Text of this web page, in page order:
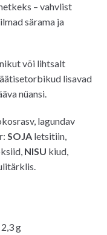
– vahvlist
särama ja
või lihtsalt
lisavad
nüansi.
lagundav
SOJAletsitiin,
NISU kiud,
g